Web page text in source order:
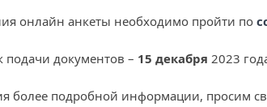
онлайн анкеты необходимо пройти по
подачи документов – 15 декабря 2023
более подробной информации, просим